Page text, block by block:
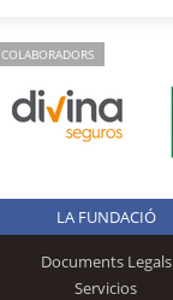
COLABORADORS
LA FUNDACIÓ
Documents Legals
Servicios